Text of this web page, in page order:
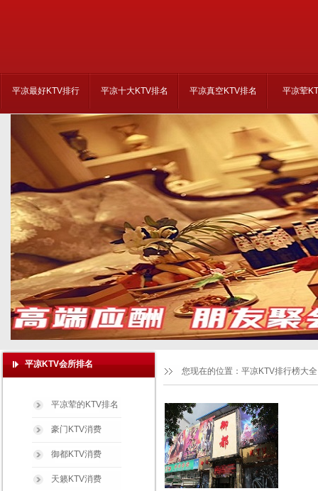
平凉最好KTV排行 平凉十大KTV排名 平凉真空KTV排名 平凉荤
您现在的位置： 平凉KTV排行榜大全
平凉KTV会所排名
平凉荤的KTV排名
豪门KTV消费
御都KTV消费
天籁KTV消费